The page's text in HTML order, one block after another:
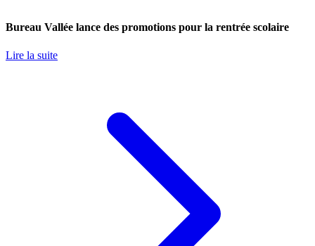
Bureau Vallée lance des promotions pour la rentrée scolaire
Lire la suite